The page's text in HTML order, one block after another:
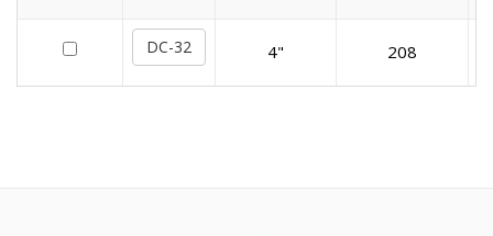
DC-32 4" 208